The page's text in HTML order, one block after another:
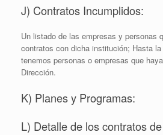
J) Contratos Incumplidos:
Un listado de las empresas y personas
contratos con dicha institución; Hasta
tenemos personas o empresas que
Dirección.
K) Planes y Programas:
L) Detalle de los contratos